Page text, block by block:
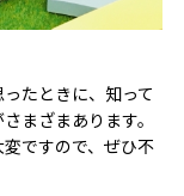
たときに、知って
まざまあります。
ですので、ぜひ不